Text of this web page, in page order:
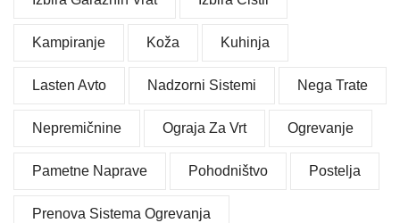
Kampiranje Koža Kuhinja
Lasten Avto Nadzorni Sistemi Nega Trate
Nepremičnine Ograja Za Vrt Ogrevanje
Pametne Naprave Pohodništvo Postelja
Prenova Sistema Ogrevanja